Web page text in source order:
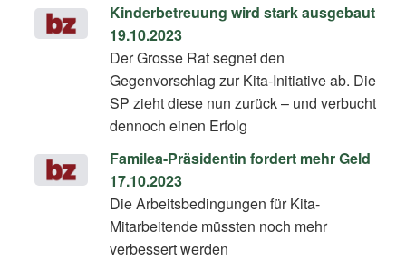
Kinderbetreuung wird stark ausgebaut
19.10.2023
Der Grosse Rat segnet den
Gegenvorschlag zur Kita-Initiative ab. Die
SP zieht diese nun zurück – und verbucht
dennoch einen Erfolg
Familea-Präsidentin fordert mehr Geld
17.10.2023
Die Arbeitsbedingungen für Kita-
Mitarbeitende müssten noch mehr
verbessert werden